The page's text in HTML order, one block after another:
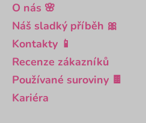
O nás 🌸
Náš sladký příběh 🎀
Kontakty 📱
Recenze zákazníků
Používané suroviny 🍫
Kariéra